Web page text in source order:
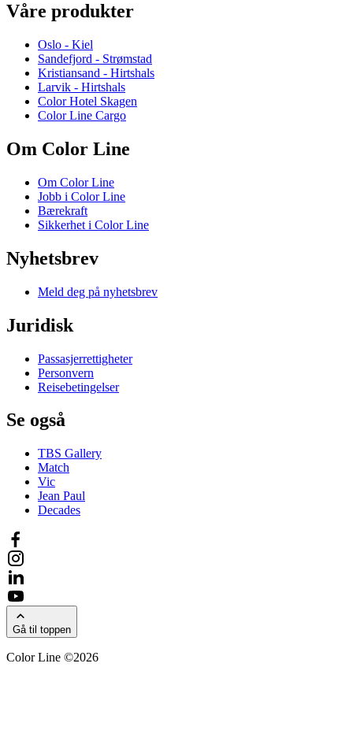
Våre produkter
Oslo - Kiel
Sandefjord - Strømstad
Kristiansand - Hirtshals
Larvik - Hirtshals
Color Hotel Skagen
Color Line Cargo
Om Color Line
Om Color Line
Jobb i Color Line
Bærekraft
Sikkerhet i Color Line
Nyhetsbrev
Meld deg på nyhetsbrev
Juridisk
Passasjerrettigheter
Personvern
Reisebetingelser
Se også
TBS Gallery
Match
Vic
Jean Paul
Decades
Gå til toppen
Color Line ©2026